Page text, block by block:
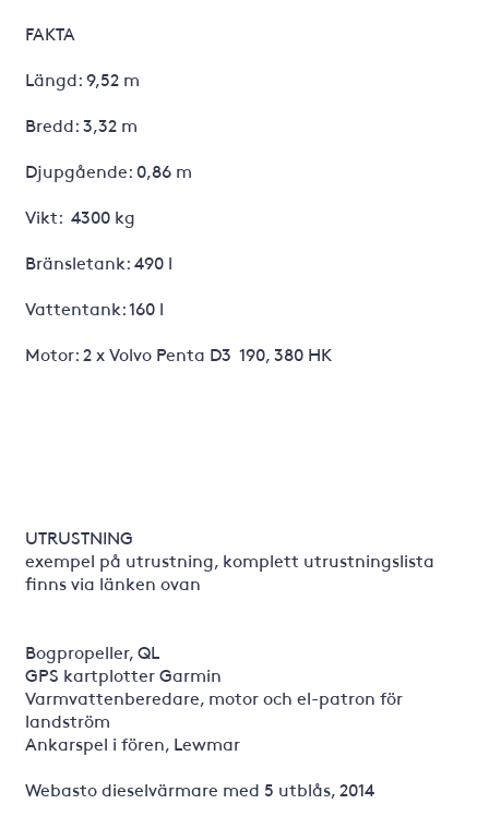
FAKTA
Längd: 9,52 m
Bredd: 3,32 m
Djupgående: 0,86 m
Vikt: 4300 kg
Bränsletank: 490 l
Vattentank: 160 l
Motor: 2 x Volvo Penta D3 190, 380 HK
UTRUSTNING
exempel på utrustning, komplett utrustningslista
finns via länken ovan
Bogpropeller, QL
GPS kartplotter Garmin
Varmvattenberedare, motor och el-patron för
landström
Ankarspel i fören, Lewmar
Webasto dieselvärmare med 5 utblås, 2014